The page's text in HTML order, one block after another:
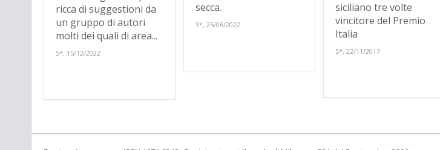
ricca di suggestioni da
un gruppo di autori
molti dei quali di area...
S*, 15/12/2022
secca.
S*, 25/06/2022
siciliano tre volte
vincitore del Premio
Italia
S*, 22/11/2017